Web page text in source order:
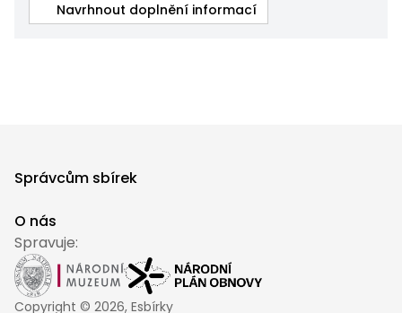
Navrhnout doplnění informací
Správcům sbírek
O nás
Spravuje:
Copyright © 2026, Esbírky